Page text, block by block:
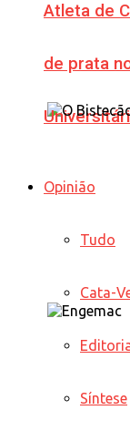
Atleta de
de prata
Opinião
Tudo
Cata-
Síntese